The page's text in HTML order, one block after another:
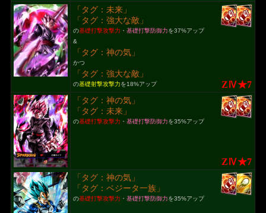
「タグ：未来」
「タグ：強大な敵」
の基礎打撃攻撃力 ・ 基礎打撃防御力を37%アップ
&
「タグ：神の気」
かつ
「タグ：強大な敵」
の基礎射撃攻撃力を18%アップ ZⅣ★7
「タグ：神の気」
「タグ：未来」
の基礎打撃攻撃力 ・ 基礎打撃防御力を35%アップ
ZⅣ★7
「タグ：神の気」
「タグ：ベジータ一族」
の基礎打撃攻撃力 ・ 基礎打撃防御力を35%アップ